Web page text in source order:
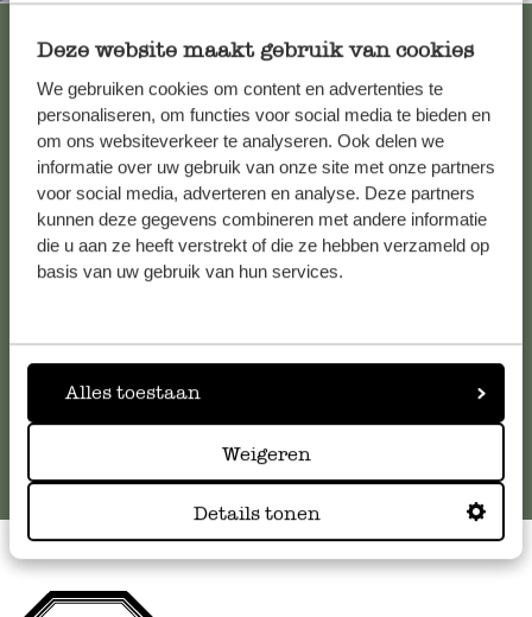
Deze website maakt gebruik van cookies
We gebruiken cookies om content en advertenties te
personaliseren, om functies voor social media te bieden en
om ons websiteverkeer te analyseren. Ook delen we
informatie over uw gebruik van onze site met onze partners
voor social media, adverteren en analyse. Deze partners
kunnen deze gegevens combineren met andere informatie
die u aan ze heeft verstrekt of die ze hebben verzameld op
basis van uw gebruik van hun services.
Alles toestaan
Weigeren
Details tonen
Kundenservice/Hilfe
Falls Sie Fragen haben oder Tipps und Hilfe brauchen, wenden
Sie sich bitte an unseren Kundenservice. Oder lesen Sie hier
die Antworten aufhäufig gestellte Fragen.
Online-Kundenservice